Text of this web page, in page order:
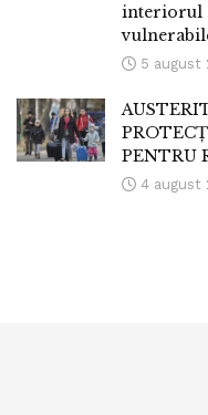
interiorul
5 august
PENTRU
4 august